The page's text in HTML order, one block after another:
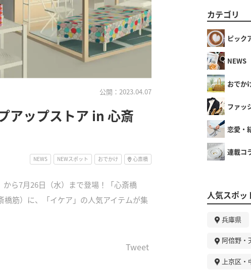
公開：2023.04.07
アップストア in 心斎
NEWS NEWスポット おでかけ 心斎橋
から7月26日（水）まで登場！「心斎橋
筋）に、「イケア」の人気アイテムが集
Tweet
カテゴリ
ピック
NEWS
おでか
ファッ
恋愛・
連載コ
人気スポッ
兵庫県
阿倍野・
上京区